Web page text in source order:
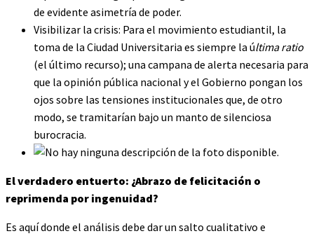
de evidente asimetría de poder.
Visibilizar la crisis: Para el movimiento estudiantil, la
toma de la Ciudad Universitaria es siempre la última ratio
(el último recurso); una campana de alerta necesaria para
que la opinión pública nacional y el Gobierno pongan los
ojos sobre las tensiones institucionales que, de otro
modo, se tramitarían bajo un manto de silenciosa
burocracia.
El verdadero entuerto: ¿Abrazo de felicitación o
reprimenda por ingenuidad?
Es aquí donde el análisis debe dar un salto cualitativo e